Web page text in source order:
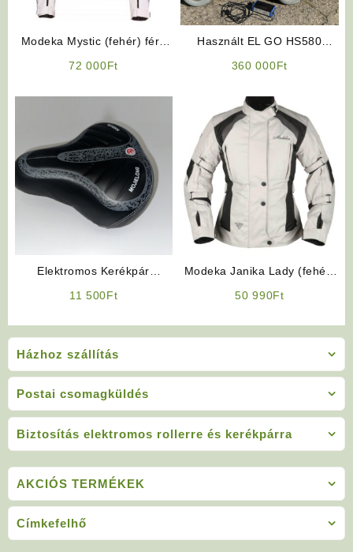
Házhoz szállítás
Postai csomagküldés
Biztosítás elektromos rollerre és kerékpárra
Modeka Mystic (fehér) férfi
72 000Ft
Használt EL GO HS580
360 000Ft
Elektromos Kerékpár
11 500Ft
Modeka Janika Lady (fehér)
50 990Ft
AKCIÓS TERMÉKEK
Címkefelhő